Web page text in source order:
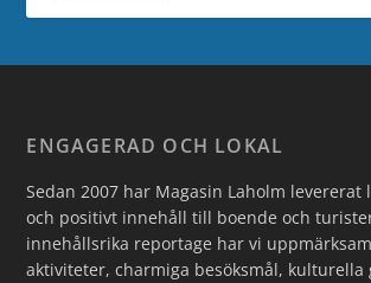
ENGAGERAD OCH LOKAL
Sedan 2007 har Magasin Laholm levererat
och positivt innehåll till boende och
innehållsrika reportage har vi
aktiviteter, charmiga besöksmål, kulturella